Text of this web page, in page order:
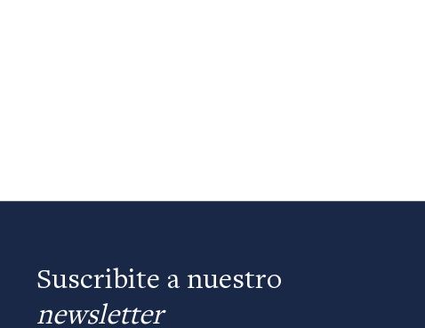
Suscribite a nuestro
newsletter